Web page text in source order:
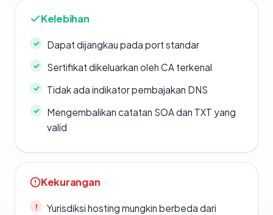
Kelebihan
Dapat dijangkau pada port standar
Sertifikat dikeluarkan oleh CA terkenal
Tidak ada indikator pembajakan DNS
Mengembalikan catatan SOA dan TXT yang
valid
Kekurangan
Yurisdiksi hosting mungkin berbeda dari